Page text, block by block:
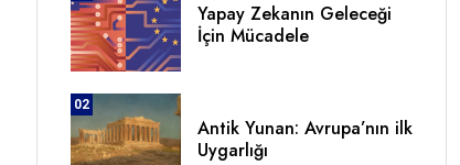
Yapay Zekanın Geleceği
İçin Mücadele
02
Antik Yunan: Avrupa’nın ilk
Uygarlığı